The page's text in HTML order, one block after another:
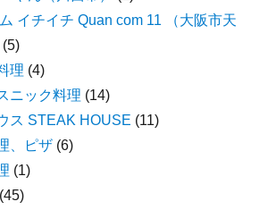
イチイチ Quan com 11 （大阪市天
(5)
理 (4)
ニック料理 (14)
ス STEAK HOUSE (11)
、ピザ (6)
(1)
(45)